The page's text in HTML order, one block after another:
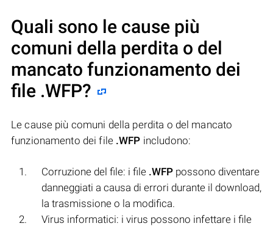
Quali sono le cause più
comuni della perdita o del
mancato funzionamento dei
file .WFP?
Le cause più comuni della perdita o del mancato
funzionamento dei file .WFP includono:
Corruzione del file: i file .WFP possono diventare
danneggiati a causa di errori durante il download,
la trasmissione o la modifica.
Virus informatici: i virus possono infettare i file